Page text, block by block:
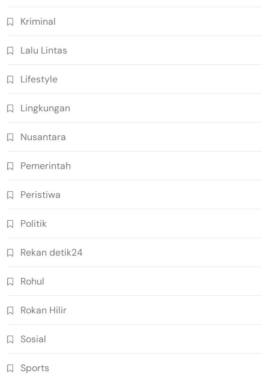
Kriminal
Lalu Lintas
Lifestyle
Lingkungan
Nusantara
Pemerintah
Peristiwa
Politik
Rekan detik24
Rohul
Rokan Hilir
Sosial
Sports